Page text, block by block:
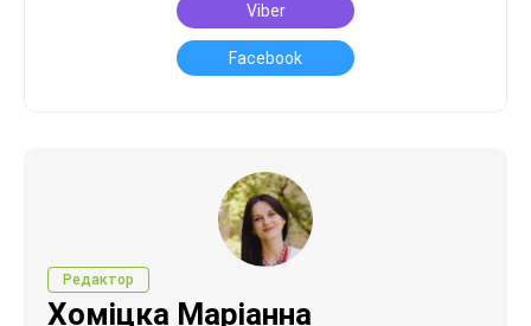
Viber
Facebook
Редактор
Хоміцка Маріанна